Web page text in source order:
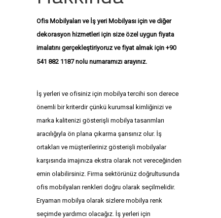
Ofis Mobilyaları ve İş yeri Mobilyası için ve diğer
dekorasyon hizmetleri için size özel uygun fiyata
imalatını gerçekleştiriyoruz ve fiyat almak için +90
541 882 1187 nolu numaramızı arayınız.
İş yerleri ve ofisiniz için mobilya tercihi son derece
önemli bir kriterdir çünkü kurumsal kimliğinizi ve
marka kalitenizi gösterişli mobilya tasarımları
aracılığıyla ön plana çıkarma şansınız olur. İş
ortakları ve müşterileriniz gösterişli mobilyalar
karşısında imajınıza ekstra olarak not vereceğinden
emin olabilirsiniz. Firma sektörünüz doğrultusunda
ofis mobilyaları renkleri doğru olarak seçilmelidir.
Eryaman mobilya olarak sizlere mobilya renk
seçimde yardımcı olacağız. İş yerleri için